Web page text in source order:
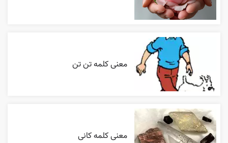
معنی کلمه تن تن
معنی کلمه کانی